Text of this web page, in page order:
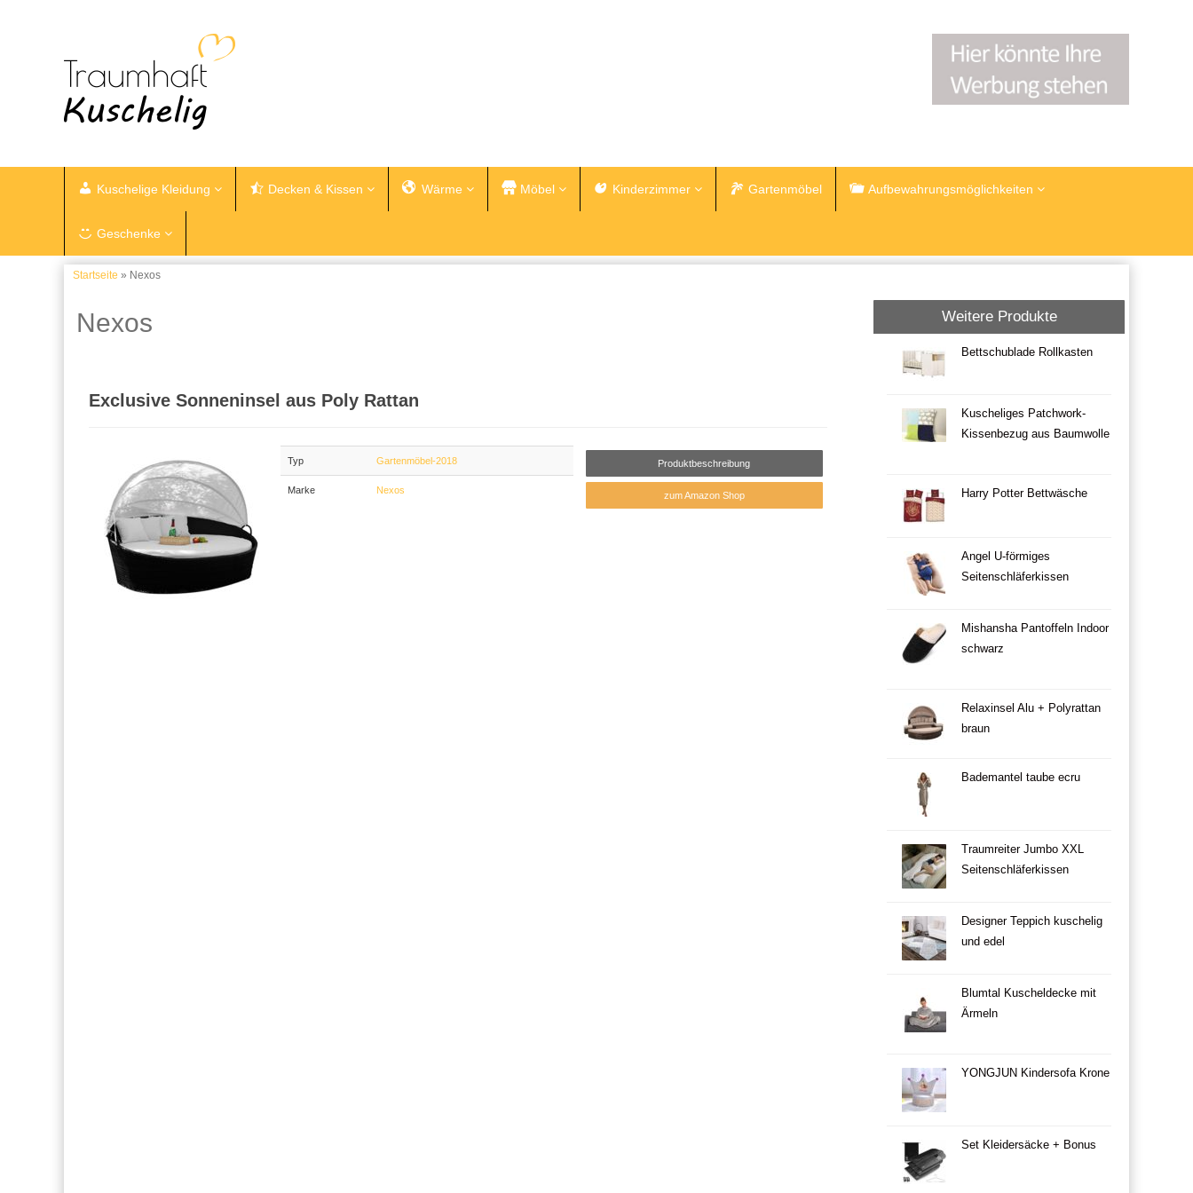
Kuschelige Kleidung Decken & Kissen Wärme Möbel Kinderzimmer Gartenmöbel Aufbewahrungsmöglichkeiten
Geschenke
Startseite » Nexos
Nexos
Exclusive Sonneninsel aus Poly Rattan
Typ Gartenmöbel-2018
Marke Nexos
Produktbeschreibung
zum Amazon Shop
Weitere Produkte
Bettschublade Rollkasten
Kuscheliges Patchwork-
Kissenbezug aus Baumwolle
Harry Potter Bettwäsche
Angel U-förmiges
Seitenschläferkissen
Mishansha Pantoffeln Indoor
schwarz
Relaxinsel Alu + Polyrattan
braun
Bademantel taube ecru
Traumreiter Jumbo XXL
Seitenschläferkissen
Designer Teppich kuschelig
und edel
Blumtal Kuscheldecke mit
Ärmeln
YONGJUN Kindersofa Krone
Set Kleidersäcke + Bonus